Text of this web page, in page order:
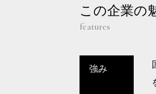
この企業の
features
強み